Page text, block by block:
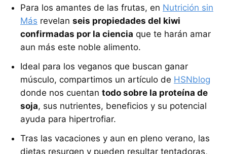
Para los amantes de las frutas, en Nutrición sin
Más revelan seis propiedades del kiwi
confirmadas por la ciencia que te harán amar
aun más este noble alimento.
Ideal para los veganos que buscan ganar
músculo, compartimos un artículo de HSNblog
donde nos cuentan todo sobre la proteína de
soja, sus nutrientes, beneficios y su potencial
ayuda para hipertrofiar.
Tras las vacaciones y aun en pleno verano, las
dietas resurgen y pueden resultar tentadoras,